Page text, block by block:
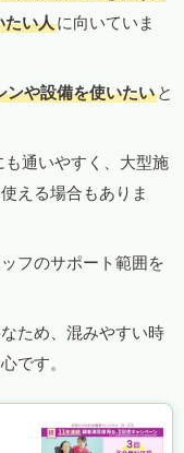
たい人に向いていま
ンや設備を使いたい と
通いやすく、大型施
える場合もありま
フのサポート範囲を
ため、混みやすい時
です。